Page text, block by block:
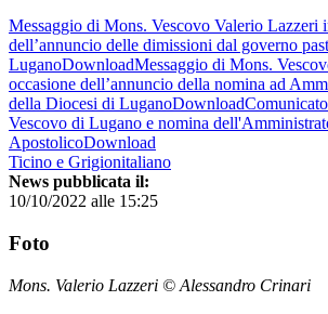
Messaggio di Mons. Vescovo Valerio Lazzeri
dell’annuncio delle dimissioni dal governo
LuganoDownloadMessaggio di Mons.
occasione dell’annuncio della nomina ad
della Diocesi di LuganoDownload
Vescovo di Lugano e nomina
ApostolicoDownload
Ticino e Grigionitaliano
News pubblicata il:
10/10/2022 alle 15:25
Foto
Mons. Valerio Lazzeri © Alessandro Crinari